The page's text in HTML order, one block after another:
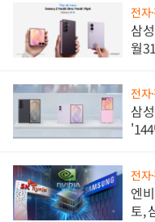
전자
삼
월
전자
삼
전자
엔
토,